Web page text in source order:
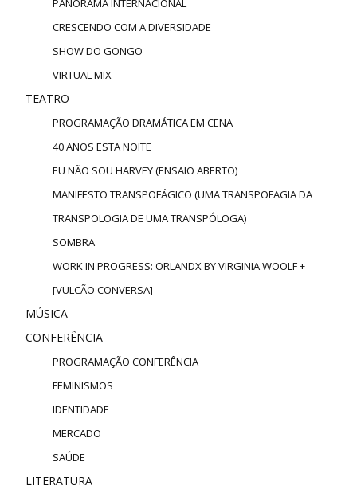
PANORAMA INTERNACIONAL
CRESCENDO COM A DIVERSIDADE
SHOW DO GONGO
VIRTUAL MIX
TEATRO
PROGRAMAÇÃO DRAMÁTICA EM CENA
40 ANOS ESTA NOITE
EU NÃO SOU HARVEY (ENSAIO ABERTO)
MANIFESTO TRANSPOFÁGICO (UMA TRANSPOFAGIA DA
TRANSPOLOGIA DE UMA TRANSPÓLOGA)
SOMBRA
WORK IN PROGRESS: ORLANDX BY VIRGINIA WOOLF +
[VULCÃO CONVERSA]
MÚSICA
CONFERÊNCIA
PROGRAMAÇÃO CONFERÊNCIA
FEMINISMOS
IDENTIDADE
MERCADO
SAÚDE
LITERATURA